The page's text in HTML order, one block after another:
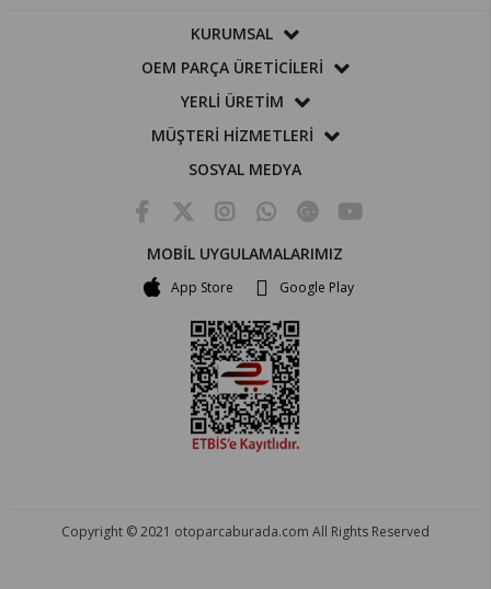
KURUMSAL
OEM PARÇA ÜRETİCİLERİ
YERLİ ÜRETİM
MÜŞTERİ HİZMETLERİ
SOSYAL MEDYA
MOBİL UYGULAMALARIMIZ
App Store Google Play
Copyright © 2021 otoparcaburada.com All Rights Reserved